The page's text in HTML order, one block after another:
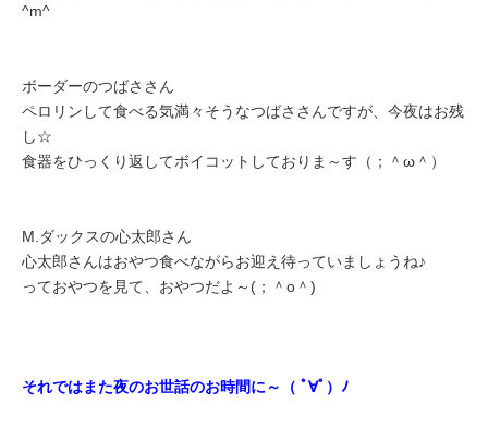
^m^
ボーダーのつばささん
ペロリンして食べる気満々そうなつばささんですが、今夜はお残
し☆
食器をひっくり返してボイコットしておりま～す（；＾ω＾）
M.ダックスの心太郎さん
心太郎さんはおやつ食べながらお迎え待っていましょうね♪
っておやつを見て、おやつだよ～(；＾o＾)
それではまた夜のお世話のお時間に～（ ﾟ∀ﾟ）ﾉ